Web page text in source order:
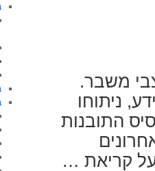
משבר.
ניתוחו
התובנות
קריאת …